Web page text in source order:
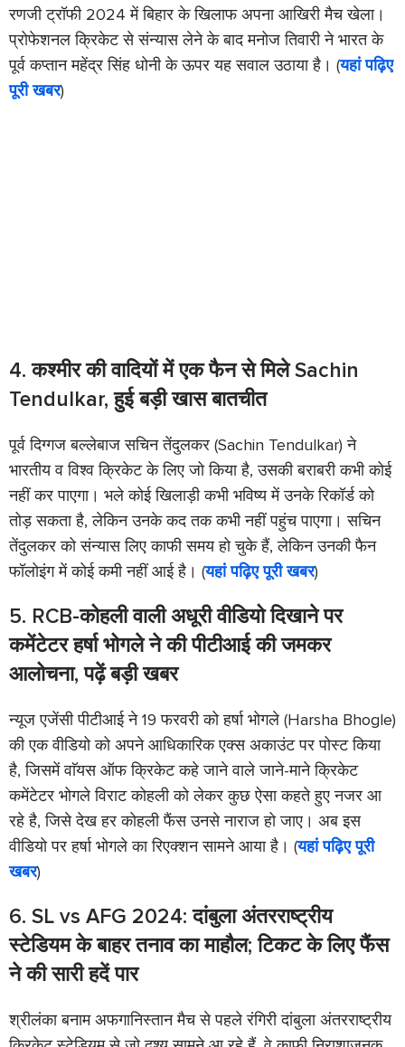
रणजी ट्रॉफी 2024 में बिहार के खिलाफ अपना आखिरी मैच खेला।
प्रोफेशनल क्रिकेट से संन्यास लेने के बाद मनोज तिवारी ने भारत के
पूर्व कप्तान महेंद्र सिंह धोनी के ऊपर यह सवाल उठाया है। (यहां पढ़िए
पूरी खबर)
4. कश्मीर की वादियों में एक फैन से मिले Sachin
Tendulkar, हुई बड़ी खास बातचीत
पूर्व दिग्गज बल्लेबाज सचिन तेंदुलकर (Sachin Tendulkar) ने
भारतीय व विश्व क्रिकेट के लिए जो किया है, उसकी बराबरी कभी कोई
नहीं कर पाएगा। भले कोई खिलाड़ी कभी भविष्य में उनके रिकॉर्ड को
तोड़ सकता है, लेकिन उनके कद तक कभी नहीं पहुंच पाएगा। सचिन
तेंदुलकर को संन्यास लिए काफी समय हो चुके हैं, लेकिन उनकी फैन
फॉलोइंग में कोई कमी नहीं आई है। (यहां पढ़िए पूरी खबर)
5. RCB-कोहली वाली अधूरी वीडियो दिखाने पर
कमेंटेटर हर्षा भोगले ने की पीटीआई की जमकर
आलोचना, पढ़ें बड़ी खबर
न्यूज एजेंसी पीटीआई ने 19 फरवरी को हर्षा भोगले (Harsha Bhogle)
की एक वीडियो को अपने आधिकारिक एक्स अकाउंट पर पोस्ट किया
है, जिसमें वाॅयस ऑफ क्रिकेट कहे जाने वाले जाने-माने क्रिकेट
कमेंटेटर भोगले विराट कोहली को लेकर कुछ ऐसा कहते हुए नजर आ
रहे है, जिसे देख हर कोहली फैंस उनसे नाराज हो जाए। अब इस
वीडियो पर हर्षा भोगले का रिएक्शन सामने आया है। (यहां पढ़िए पूरी
खबर)
6. SL vs AFG 2024: दांबुला अंतरराष्ट्रीय
स्टेडियम के बाहर तनाव का माहौल; टिकट के लिए फैंस
ने की सारी हदें पार
श्रीलंका बनाम अफगानिस्तान मैच से पहले रंगिरी दांबुला अंतरराष्ट्रीय